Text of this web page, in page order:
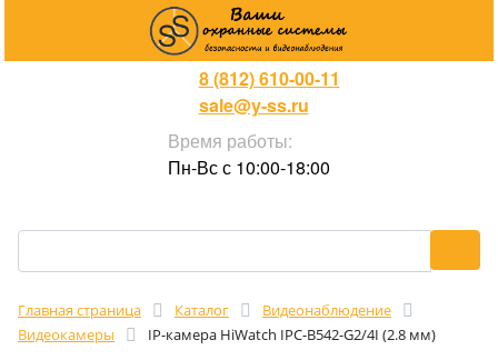
8 (812) 610-00-11
sale@y-ss.ru
Время работы:
Пн-Вс с 10:00-18:00
Главная страница Каталог
Видеонаблюдение
Видеокамеры
IP-камера HiWatch IPC-B542-G2/4I (2.8 мм)